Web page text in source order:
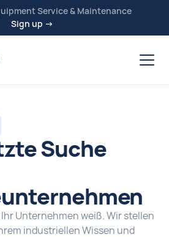
Service & Maintenance
Sign up →
Suche
Unternehmen weiß. Wir stellen
industriellen Wissen und